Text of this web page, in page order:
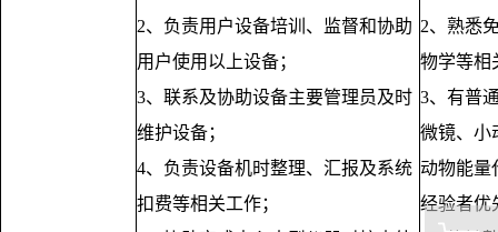
2、负责用户设备培训、监督和协助
用户使用以上设备；
3、联系及协助设备主要管理员及时
维护设备；
4、负责设备机时整理、汇报及系统
扣费等相关工作；
2、熟悉
物学等相
3、有普
微镜、小
动物能量
经验者优